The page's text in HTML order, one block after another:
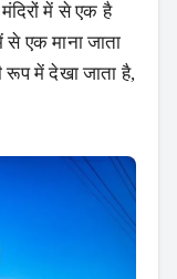
में से एक है
एक माना जाता
रूप में देखा जाता है,